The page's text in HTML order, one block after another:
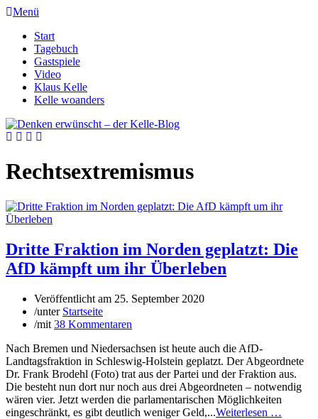
Menü
Start
Tagebuch
Gastspiele
Video
Klaus Kelle
Kelle woanders
Rechtsextremismus
Dritte Fraktion im Norden geplatzt: Die
AfD kämpft um ihr Überleben
Veröffentlicht am 25. September 2020
/unter Startseite
/mit 38 Kommentaren
Nach Bremen und Niedersachsen ist heute auch die AfD-
Landtagsfraktion in Schleswig-Holstein geplatzt. Der Abgeordnete
Dr. Frank Brodehl (Foto) trat aus der Partei und der Fraktion aus.
Die besteht nun dort nur noch aus drei Abgeordneten – notwendig
wären vier. Jetzt werden die parlamentarischen Möglichkeiten
eingeschränkt, es gibt deutlich weniger Geld,...Weiterlesen …